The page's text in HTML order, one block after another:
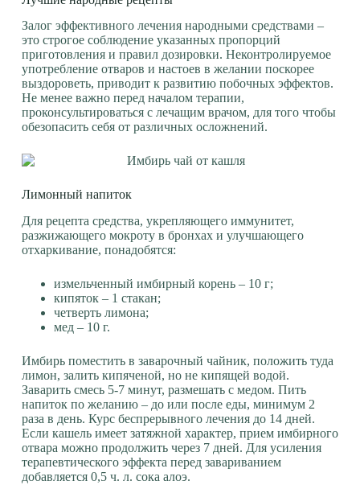
Залог эффективного лечения народными средствами –
это строгое соблюдение указанных пропорций
приготовления и правил дозировки. Неконтролируемое
употребление отваров и настоев в желании поскорее
выздороветь, приводит к развитию побочных эффектов.
Не менее важно перед началом терапии,
проконсультироваться с лечащим врачом, для того чтобы
обезопасить себя от различных осложнений.
Лимонный напиток
Для рецепта средства, укрепляющего иммунитет,
разжижающего мокроту в бронхах и улучшающего
отхаркивание, понадобятся:
измельченный имбирный корень – 10 г;
кипяток – 1 стакан;
четверть лимона;
мед – 10 г.
Имбирь поместить в заварочный чайник, положить туда
лимон, залить кипяченой, но не кипящей водой.
Заварить смесь 5-7 минут, размешать с медом. Пить
напиток по желанию – до или после еды, минимум 2
раза в день. Курс беспрерывного лечения до 14 дней.
Если кашель имеет затяжной характер, прием имбирного
отвара можно продолжить через 7 дней. Для усиления
терапевтического эффекта перед завариванием
добавляется 0,5 ч. л. сока алоэ.